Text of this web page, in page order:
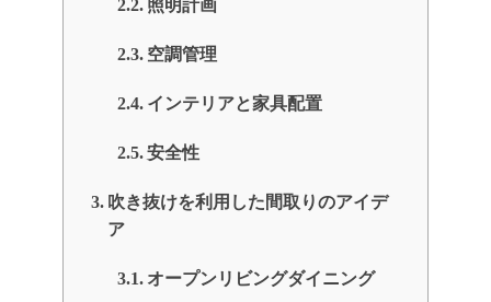
照明計画
空調管理
インテリアと家具配置
安全性
吹き抜けを利用した間取りのアイデ
ア
オープンリビングダイニング